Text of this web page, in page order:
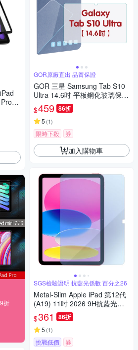
折
GOR原廠直出 品質保證
GOR 三星 Samsung Tab S10
Ultra 14.6吋 平板鋼化玻璃保護
貼 全透明單片裝 公司貨
$459 86折
5 (1)
限時下殺 券
加入購物車
SGS檢驗證明 抗藍光係數 百分之26
Metal-Slim Apple iPad 第12代
(A19) 11吋 2026 9H抗藍光鋼
化玻璃保護貼
$361 86折
5 (1)
挑戰低價 券